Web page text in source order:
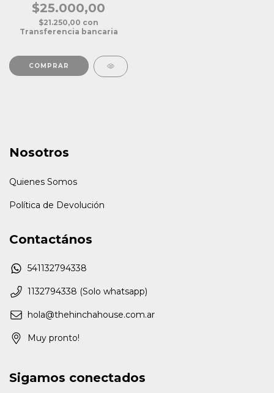
$25.000,00
$21.250,00 con
Transferencia bancaria
Nosotros
Quienes Somos
Política de Devolución
Contactános
541132794338
1132794338 (Solo whatsapp)
hola@thehinchahouse.com.ar
Muy pronto!
Sigamos conectados